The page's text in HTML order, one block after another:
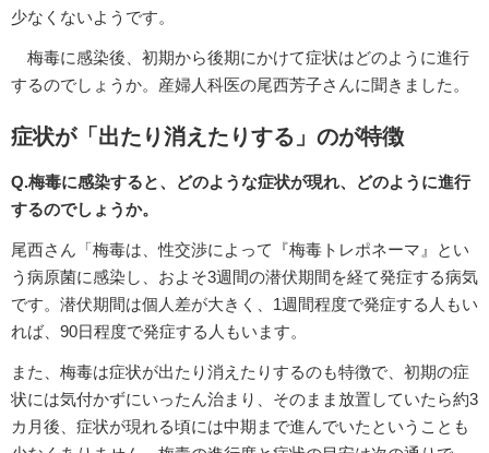
少なくないようです。
梅毒に感染後、初期から後期にかけて症状はどのように進行
するのでしょうか。産婦人科医の尾西芳子さんに聞きました。
症状が「出たり消えたりする」のが特徴
Q.梅毒に感染すると、どのような症状が現れ、どのように進行
するのでしょうか。
尾西さん「梅毒は、性交渉によって『梅毒トレポネーマ』とい
う病原菌に感染し、およそ3週間の潜伏期間を経て発症する病気
です。潜伏期間は個人差が大きく、1週間程度で発症する人もい
れば、90日程度で発症する人もいます。
また、梅毒は症状が出たり消えたりするのも特徴で、初期の症
状には気付かずにいったん治まり、そのまま放置していたら約3
カ月後、症状が現れる頃には中期まで進んでいたということも